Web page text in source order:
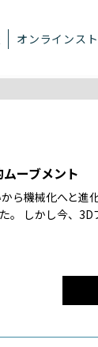
オンラインス
ーブメント
ら機械化へと進
。 しかし今、